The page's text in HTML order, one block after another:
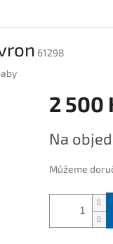
61298
2 500
cena:
Na
Můžeme